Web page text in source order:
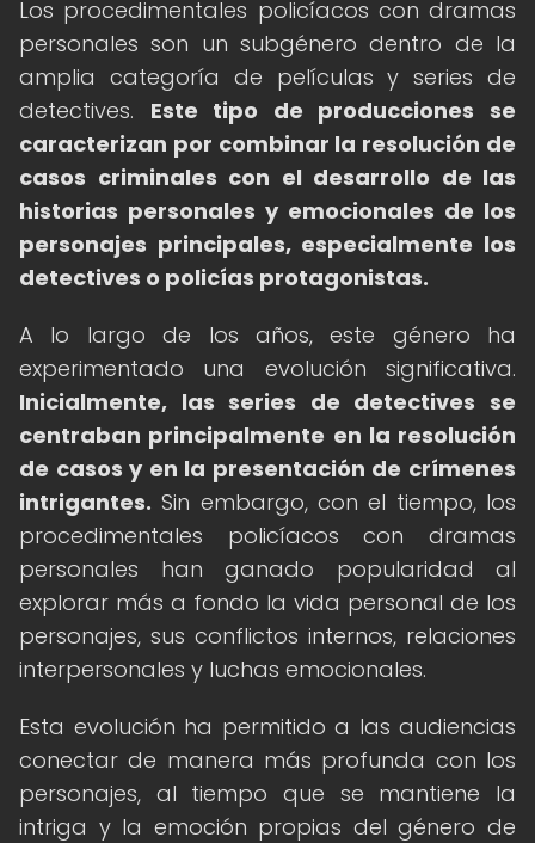
Los procedimentales policíacos con dramas
personales son un subgénero dentro de la
amplia categoría de películas y series de
detectives. Este tipo de producciones se
caracterizan por combinar la resolución de
casos criminales con el desarrollo de las
historias personales y emocionales de los
personajes principales, especialmente los
detectives o policías protagonistas.
A lo largo de los años, este género ha
experimentado una evolución significativa.
Inicialmente, las series de detectives se
centraban principalmente en la resolución
de casos y en la presentación de crímenes
intrigantes. Sin embargo, con el tiempo, los
procedimentales policíacos con dramas
personales han ganado popularidad al
explorar más a fondo la vida personal de los
personajes, sus conflictos internos, relaciones
interpersonales y luchas emocionales.
Esta evolución ha permitido a las audiencias
conectar de manera más profunda con los
personajes, al tiempo que se mantiene la
intriga y la emoción propias del género de